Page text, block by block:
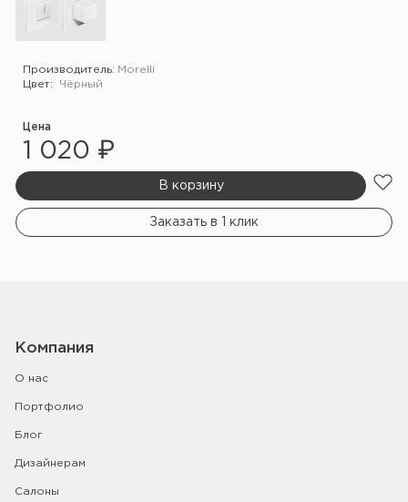
Производитель: Morelli
Цвет:
Чёрный
Цена
1 020 ₽
В корзину
Заказать в 1 клик
Компания
О нас
Портфолио
Блог
Дизайнерам
Салоны